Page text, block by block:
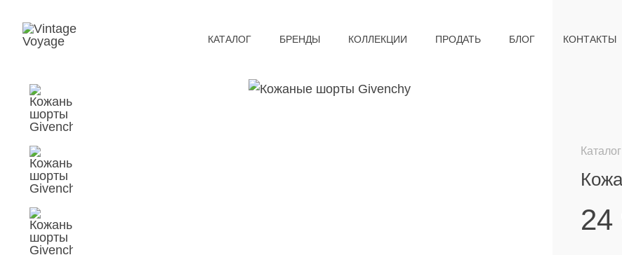
КАТАЛОГ БРЕНДЫ КОЛЛЕКЦИИ ПРОДАТЬ БЛОГ КОНТАКТЫ
Каталог